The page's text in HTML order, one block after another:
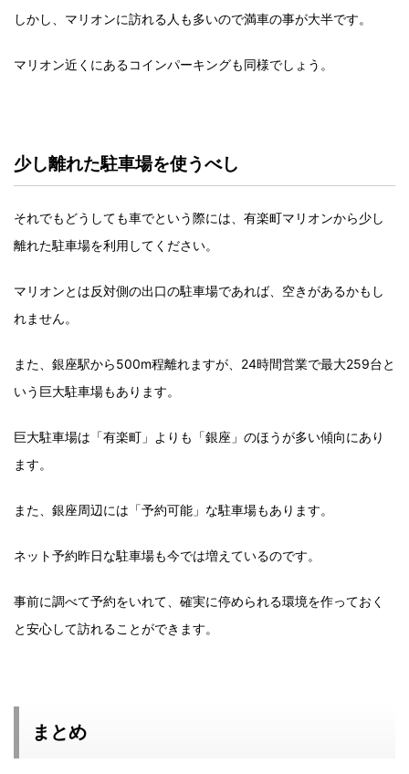
しかし、マリオンに訪れる人も多いので満車の事が大半です。
マリオン近くにあるコインパーキングも同様でしょう。
少し離れた駐車場を使うべし
それでもどうしても車でという際には、有楽町マリオンから少し
離れた駐車場を利用してください。
マリオンとは反対側の出口の駐車場であれば、空きがあるかもし
れません。
また、銀座駅から500m程離れますが、24時間営業で最大259台と
いう巨大駐車場もあります。
巨大駐車場は「有楽町」よりも「銀座」のほうが多い傾向にあり
ます。
また、銀座周辺には「予約可能」な駐車場もあります。
ネット予約昨日な駐車場も今では増えているのです。
事前に調べて予約をいれて、確実に停められる環境を作っておく
と安心して訪れることができます。
まとめ